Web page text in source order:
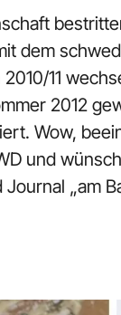
dem
11
2012
Wow,
und
„am